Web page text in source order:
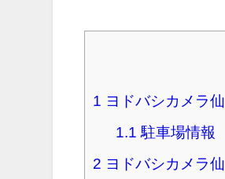
1 ヨドバシカメラ
1.1 駐車場情報
2 ヨドバシカメラ